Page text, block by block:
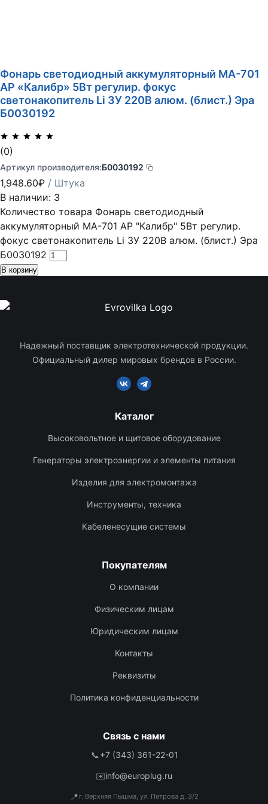
Фонарь светодиодный аккумуляторный MA-701
АР «Калибр» 5Вт регулир. фокус
светонакопитель Li ЗУ 220В алюм. (блист.) Эра
Б0030192
(0)
Артикул производителя:Б0030192
1,948.60₽ / Штука
В наличии: 3
Количество товара Фонарь светодиодный
аккумуляторный MA-701 АР "Калибр" 5Вт регулир.
фокус светонакопитель Li ЗУ 220В алюм. (блист.) Эра
Б0030192
В корзину
Надежный поставщик электротехнической продукции.
Официальный дилер мировых брендов в России.
Каталог
Высоковольтное и щитовое оборудование
Генераторы электроэнергии и элементы питания
Изделия для электромонтажа
Инструменты, техника
Кабеленесущие системы
Покупателям
О компании
Физическим лицам
Юридическим лицам
Контакты
Реквизиты
Политика конфиденциальности
Связь с нами
📞+7 (343) 361-22-01
✉️info@europlug.ru
📍 г. Верхняя Пышма, ул. Петрова д. 3/2